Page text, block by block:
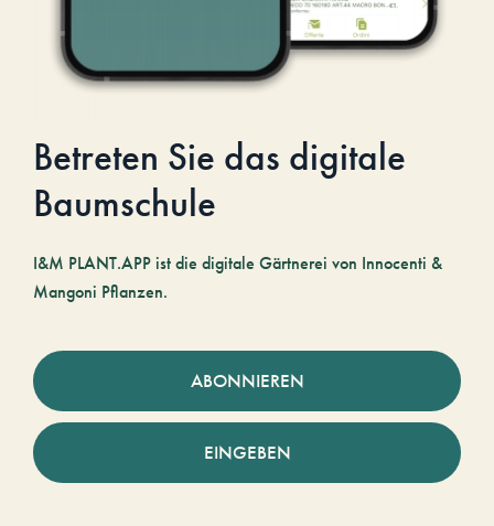
Betreten Sie das digitale
Baumschule
I&M PLANT.APP ist die digitale Gärtnerei von Innocenti &
Mangoni Pflanzen.
ABONNIEREN
EINGEBEN